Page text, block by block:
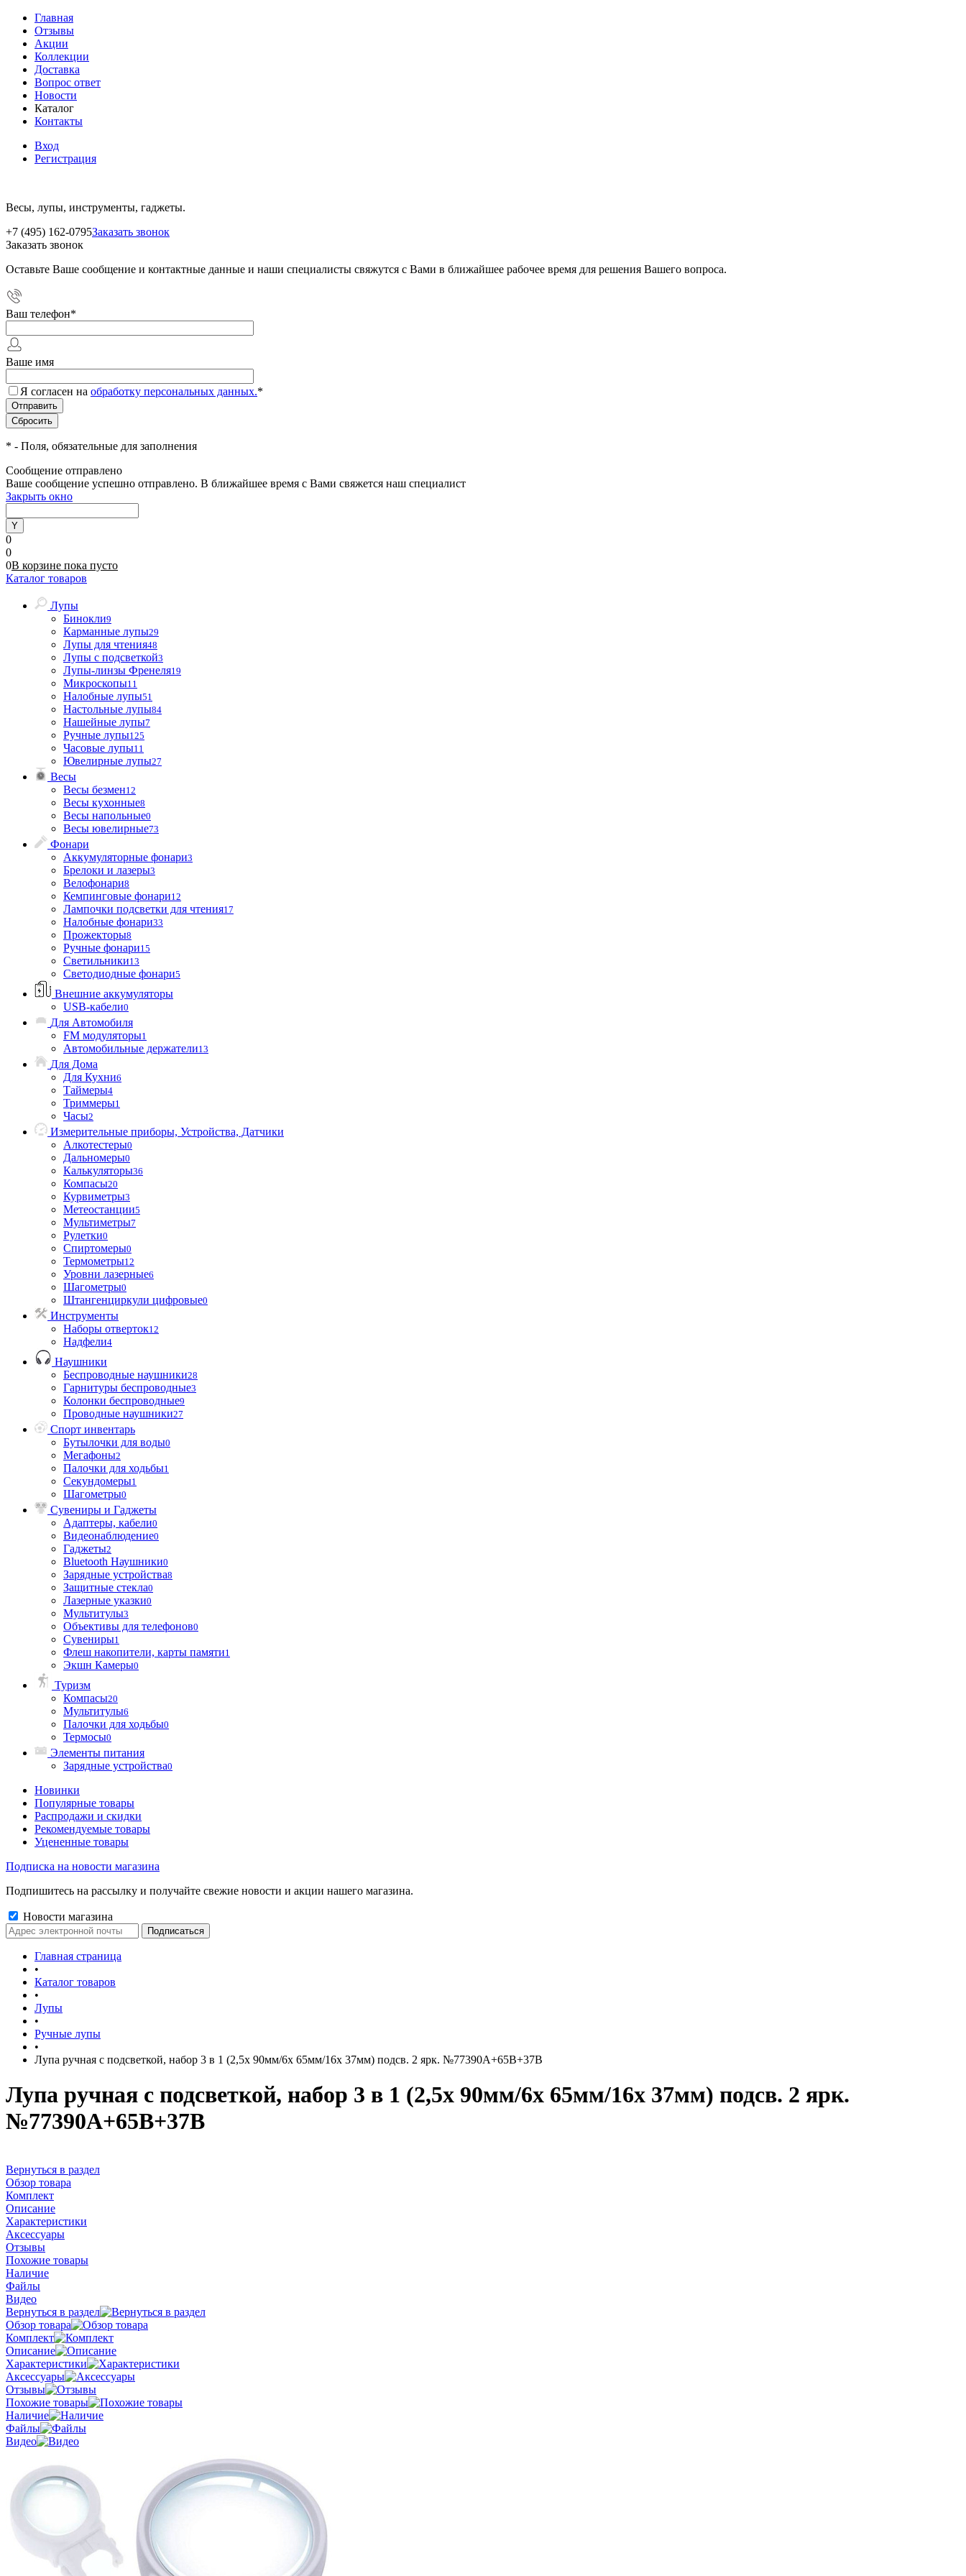
Главная
Отзывы
Акции
Коллекции
Доставка
Вопрос ответ
Новости
Каталог
Контакты
Вход
Регистрация
Весы, лупы, инструменты, гаджеты.
+7 (495) 162-0795Заказать звонок
Заказать звонок
Оставьте Ваше сообщение и контактные данные и наши специалисты свяжутся с Вами в ближайшее рабочее время для решения Вашего вопроса.
Ваш телефон*
Ваше имя
Я согласен на обработку персональных данных.*
* - Поля, обязательные для заполнения
Сообщение отправлено
Ваше сообщение успешно отправлено. В ближайшее время с Вами свяжется наш специалист
Закрыть окно
0
0
0В корзине пока пусто
Каталог товаров
Лупы
Бинокли9
Карманные лупы29
Лупы для чтения48
Лупы с подсветкой3
Лупы-линзы Френеля19
Микроскопы11
Налобные лупы51
Настольные лупы84
Нашейные лупы7
Ручные лупы125
Часовые лупы11
Ювелирные лупы27
Весы
Весы безмен12
Весы кухонные8
Весы напольные0
Весы ювелирные73
Фонари
Аккумуляторные фонари3
Брелоки и лазеры3
Велофонари8
Кемпинговые фонари12
Лампочки подсветки для чтения17
Налобные фонари33
Прожекторы8
Ручные фонари15
Светильники13
Светодиодные фонари5
Внешние аккумуляторы
USB-кабели0
Для Автомобиля
FM модуляторы1
Автомобильные держатели13
Для Дома
Для Кухни6
Таймеры4
Триммеры1
Часы2
Измерительные приборы, Устройства, Датчики
Алкотестеры0
Дальномеры0
Калькуляторы36
Компасы20
Курвиметры3
Метеостанции5
Мультиметры7
Рулетки0
Спиртомеры0
Термометры12
Уровни лазерные6
Шагометры0
Штангенциркули цифровые0
Инструменты
Наборы отверток12
Надфели4
Наушники
Беспроводные наушники28
Гарнитуры беспроводные3
Колонки беспроводные9
Проводные наушники27
Спорт инвентарь
Бутылочки для воды0
Мегафоны2
Палочки для ходьбы1
Секундомеры1
Шагометры0
Сувениры и Гаджеты
Адаптеры, кабели0
Видеонаблюдение0
Гаджеты2
Bluetooth Наушники0
Зарядные устройства8
Защитные стекла0
Лазерные указки0
Мультитулы3
Объективы для телефонов0
Сувениры1
Флеш накопители, карты памяти1
Экшн Камеры0
Туризм
Компасы20
Мультитулы6
Палочки для ходьбы0
Термосы0
Элементы питания
Зарядные устройства0
Новинки
Популярные товары
Распродажи и скидки
Рекомендуемые товары
Уцененные товары
Подписка на новости магазина
Подпишитесь на рассылку и получайте свежие новости и акции нашего магазина.
Новости магазина
Главная страница
•
Каталог товаров
•
Лупы
•
Ручные лупы
•
Лупа ручная с подсветкой, набор 3 в 1 (2,5x 90мм/6x 65мм/16x 37мм) подсв. 2 ярк. №77390A+65B+37B
Лупа ручная с подсветкой, набор 3 в 1 (2,5x 90мм/6x 65мм/16x 37мм) подсв. 2 ярк.
№77390A+65B+37B
Вернуться в раздел
Обзор товара
Комплект
Описание
Характеристики
Аксессуары
Отзывы
Похожие товары
Наличие
Файлы
Видео
Вернуться в раздел
Обзор товара
Комплект
Описание
Характеристики
Аксессуары
Отзывы
Похожие товары
Наличие
Файлы
Видео